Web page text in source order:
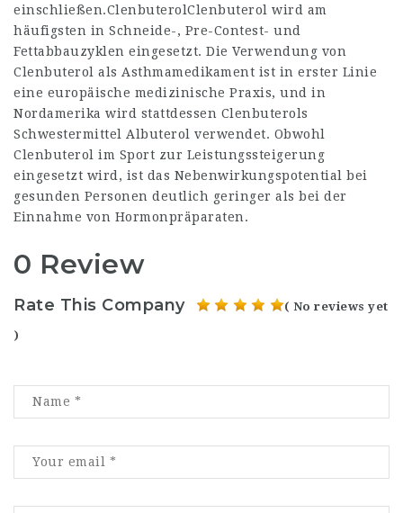
einschließen.ClenbuterolClenbuterol wird am
häufigsten in Schneide-, Pre-Contest- und
Fettabbauzyklen eingesetzt. Die Verwendung von
Clenbuterol als Asthmamedikament ist in erster Linie
eine europäische medizinische Praxis, und in
Nordamerika wird stattdessen Clenbuterols
Schwestermittel Albuterol verwendet. Obwohl
Clenbuterol im Sport zur Leistungssteigerung
eingesetzt wird, ist das Nebenwirkungspotential bei
gesunden Personen deutlich geringer als bei der
Einnahme von Hormonpräparaten.
0 Review
Rate This Company ( No reviews yet
)